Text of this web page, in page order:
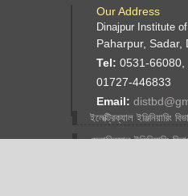
Our Address
Dinajpur Institute
Paharpur, Sadar,
Tel: 0531-
01727-446833
Email:
ইলেক্ট্রিক্যাল ইঞ্জিনিয়ারিং
মেকানিক্যাল ইঞ্জিনিয়ারিং